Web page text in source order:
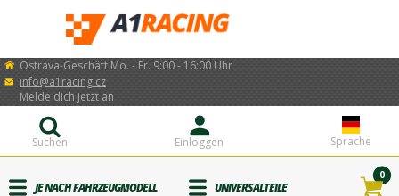
Ostrava-Geschäft Mo. - Fr. 9:00 - 16:00 Uhr
info@a1racing.cz
Sprache
Einloggen
Melde dich jetzt an
Suchen
JE NACH FAHRZEUGMODELL UNIVERSALTEILE
0